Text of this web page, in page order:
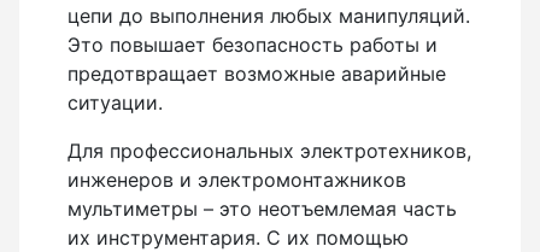
цепи до выполнения любых манипуляций.
Это повышает безопасность работы и
предотвращает возможные аварийные
ситуации.
Для профессиональных электротехников,
инженеров и электромонтажников
мультиметры – это неотъемлемая часть
их инструментария. С их помощью
Мотобуры
Аксессуары для мотобуров
Шнек